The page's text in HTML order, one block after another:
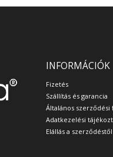
INFORMÁCIÓK
Fizetés
Szállítás és garancia
Általános
Adatkezelési
Elállás a szerződéstől